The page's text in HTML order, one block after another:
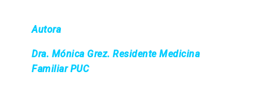
Autora
Dra. Mónica Grez. Residente Medicina
Familiar PUC